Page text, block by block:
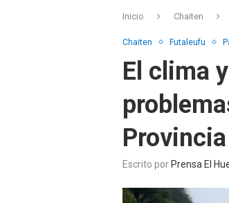
Inicio Chaiten
Chaiten Futaleufu
El clima
Escrito por Prensa El